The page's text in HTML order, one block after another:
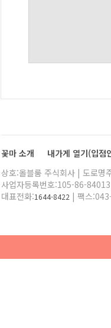
꽃마 소개 내가게 열기(입점
상호:올블룸 주식회사 | 도로
사업자등록번호:105-86-
대표전화:1644-8422 | 팩스